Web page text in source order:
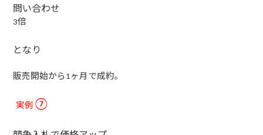
問い合わせ
3倍
となり
販売開始から 1 ヶ月で成約。
実例 ⑦